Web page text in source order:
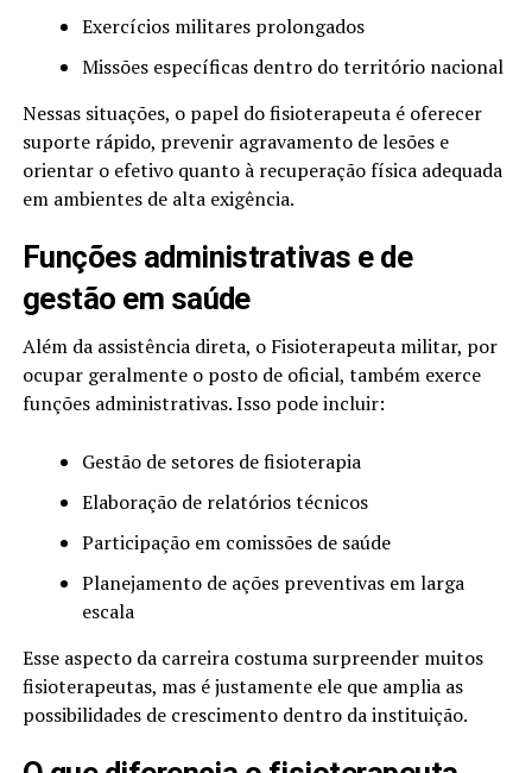
Exercícios militares prolongados
Missões específicas dentro do território nacional
Nessas situações, o papel do fisioterapeuta é oferecer
suporte rápido, prevenir agravamento de lesões e
orientar o efetivo quanto à recuperação física adequada
em ambientes de alta exigência.
Funções administrativas e de
gestão em saúde
Além da assistência direta, o Fisioterapeuta militar, por
ocupar geralmente o posto de oficial, também exerce
funções administrativas. Isso pode incluir:
Gestão de setores de fisioterapia
Elaboração de relatórios técnicos
Participação em comissões de saúde
Planejamento de ações preventivas em larga
escala
Esse aspecto da carreira costuma surpreender muitos
fisioterapeutas, mas é justamente ele que amplia as
possibilidades de crescimento dentro da instituição.